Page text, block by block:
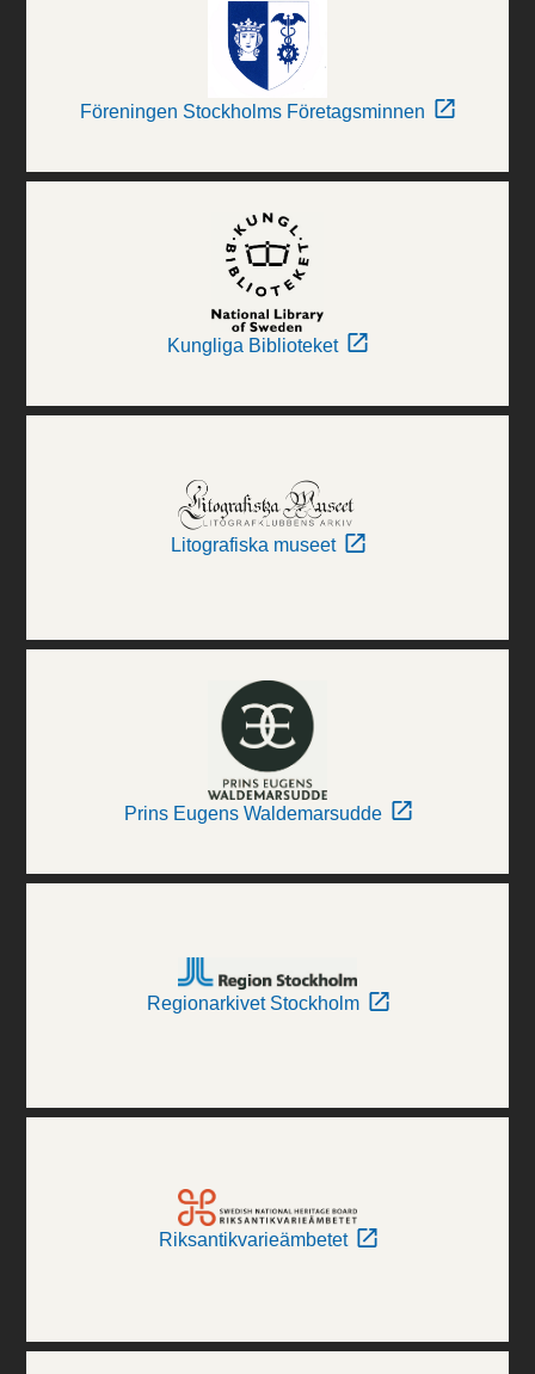
Föreningen Stockholms Företagsminnen
Kungliga Biblioteket
Litografiska museet
Prins Eugens Waldemarsudde
Regionarkivet Stockholm
Riksantikvarieämbetet